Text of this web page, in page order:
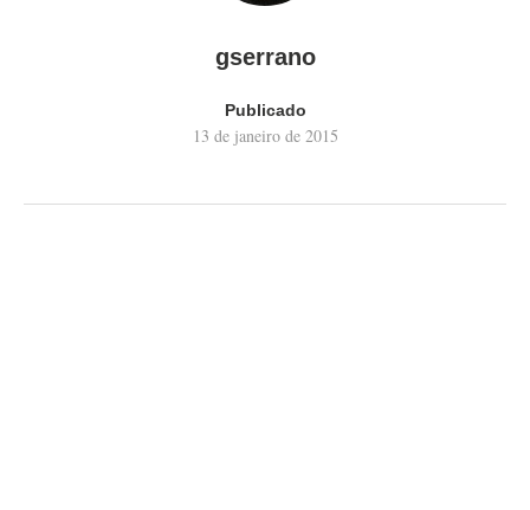
gserrano
Publicado
13 de janeiro de 2015